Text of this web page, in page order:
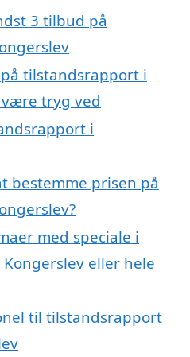
3 tilbud på
tilstandsrapport i
tryg ved
i
bestemme prisen på
med speciale i
eller hele
til tilstandsrapport